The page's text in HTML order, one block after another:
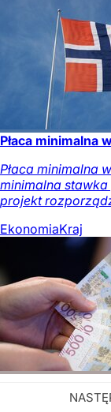
Płaca minimalna
Płaca minimalna
minimalna stawka
projekt
EkonomiaKraj